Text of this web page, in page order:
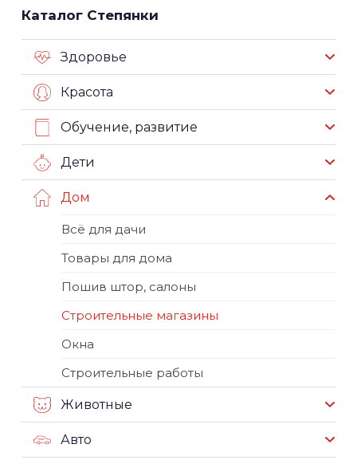
Каталог Степянки
Здоровье
Красота
Обучение, развитие
Дети
Дом
Всё для дачи
Товары для дома
Пошив штор, салоны
Строительные магазины
Окна
Строительные работы
Животные
Авто